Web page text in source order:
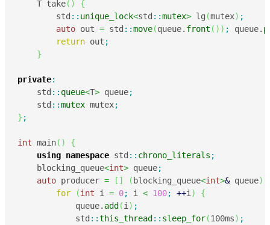
    T take
( )
{
        std
:: unique_lock<std ::mutex> lg (mutex) ;
auto out = std ::move(queue. front ( ) ) ; queue.
return out ;
}
private:
    std
:: queue<T> queue;
    std
::mutex mutex;
} ;
int main( )
{
using namespace std :: chrono_literals ;
    blocking_queue
<int> queue;
auto producer = [ ] ( blocking_queue<int>& queue)
for
(int i = 0; i < 100; ++i )
{
            queue.
add (i ) ;
            std
::this_thread :: sleep_for(100ms) ;